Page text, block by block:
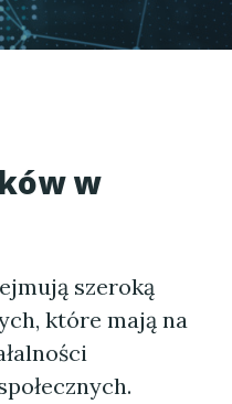
w
szeroką
które mają na